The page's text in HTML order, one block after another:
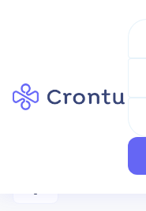
filter_alt